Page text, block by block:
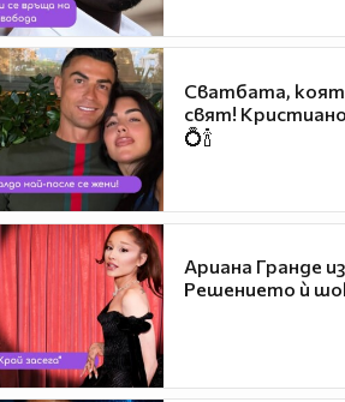
Сватбата,
свят!
💍🍾
Ариана Гранде
Решението ѝ